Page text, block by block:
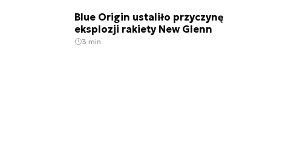
Blue Origin ustaliło przyczynę
eksplozji rakiety New Glenn
3 min.